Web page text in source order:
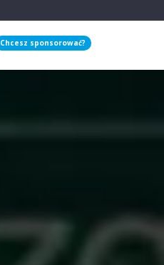
Chcesz sponsorować?